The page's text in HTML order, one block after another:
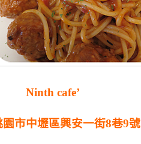
Ninth cafe’
市中壢區興安一街8巷9號